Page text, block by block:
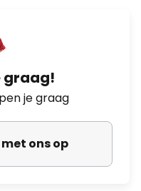
graag!
je graag
ons op